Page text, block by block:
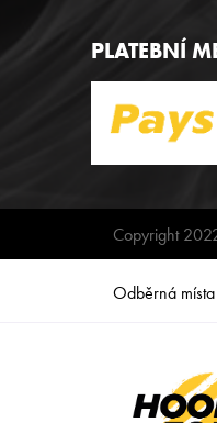
PLATEBNÍ
Copyright
Odběrná místa